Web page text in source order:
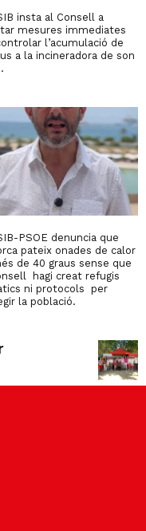
insta al Consell a
mesures immediates
l’acumulació de
a la incineradora de son
PSOE denuncia que
pateix onades de calor
de 40 graus sense que
hagi creat refugis
ni protocols per
la població.